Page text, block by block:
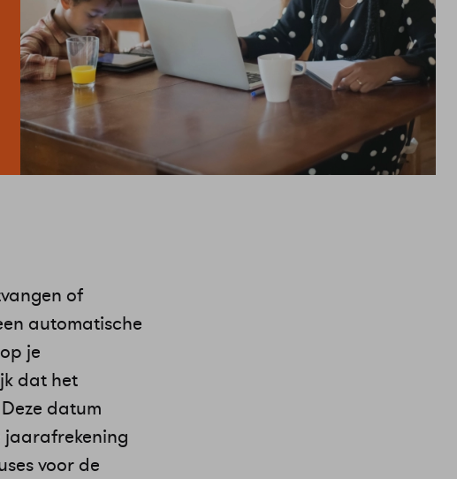
of
automatische
je
dat het
datum
jaarafrekening
voor de